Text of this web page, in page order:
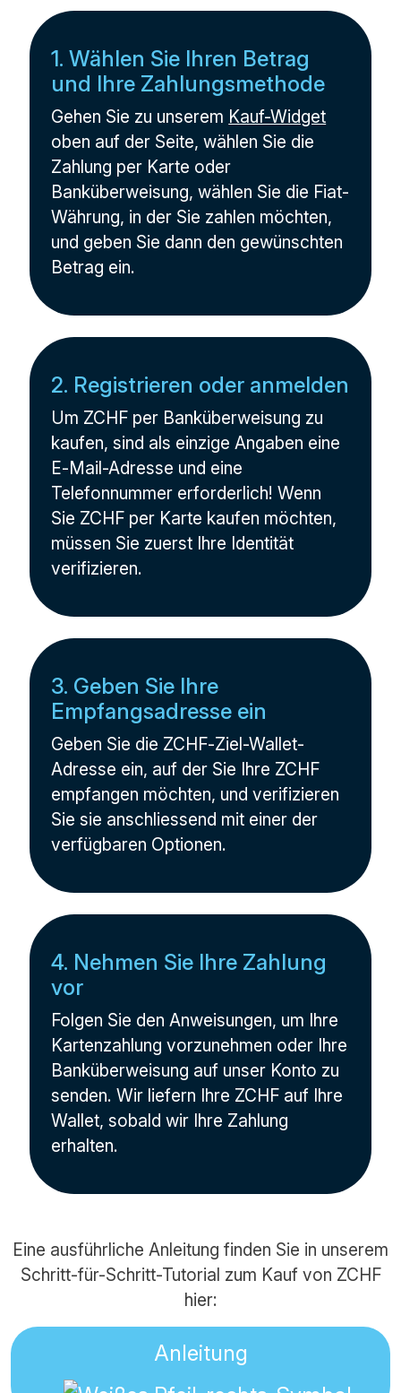
1. Wählen Sie Ihren Betrag
und Ihre Zahlungsmethode
Gehen Sie zu unserem Kauf-Widget
oben auf der Seite, wählen Sie die
Zahlung per Karte oder
Banküberweisung, wählen Sie die Fiat-
Währung, in der Sie zahlen möchten,
und geben Sie dann den gewünschten
Betrag ein.
2. Registrieren oder anmelden
Um ZCHF per Banküberweisung zu
kaufen, sind als einzige Angaben eine
E-Mail-Adresse und eine
Telefonnummer erforderlich! Wenn
Sie ZCHF per Karte kaufen möchten,
müssen Sie zuerst Ihre Identität
verifizieren.
3. Geben Sie Ihre
Empfangsadresse ein
Geben Sie die ZCHF-Ziel-Wallet-
Adresse ein, auf der Sie Ihre ZCHF
empfangen möchten, und verifizieren
Sie sie anschliessend mit einer der
verfügbaren Optionen.
4. Nehmen Sie Ihre Zahlung
vor
Folgen Sie den Anweisungen, um Ihre
Kartenzahlung vorzunehmen oder Ihre
Banküberweisung auf unser Konto zu
senden. Wir liefern Ihre ZCHF auf Ihre
Wallet, sobald wir Ihre Zahlung
erhalten.
Eine ausführliche Anleitung finden Sie in unserem
Schritt-für-Schritt-Tutorial zum Kauf von ZCHF
hier:
Anleitung